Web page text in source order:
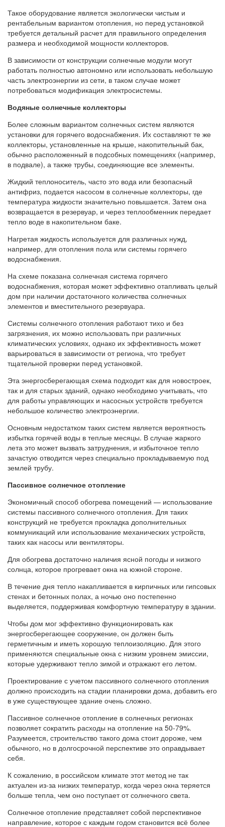
Такое оборудование является экологически чистым и
рентабельным вариантом отопления, но перед установкой
требуется детальный расчет для правильного определения
размера и необходимой мощности коллекторов.
В зависимости от конструкции солнечные модули могут
работать полностью автономно или использовать небольшую
часть электроэнергии из сети, в таком случае может
потребоваться модификация электросистемы.
Водяные солнечные коллекторы
Более сложным вариантом солнечных систем являются
установки для горячего водоснабжения. Их составляют те же
коллекторы, установленные на крыше, накопительный бак,
обычно расположенный в подсобных помещениях (например,
в подвале), а также трубы, соединяющие все элементы.
Жидкий теплоноситель, часто это вода или безопасный
антифриз, подается насосом в солнечные коллекторы, где
температура жидкости значительно повышается. Затем она
возвращается в резервуар, и через теплообменник передает
тепло воде в накопительном баке.
Нагретая жидкость используется для различных нужд,
например, для отопления пола или системы горячего
водоснабжения.
На схеме показана солнечная система горячего
водоснабжения, которая может эффективно отапливать целый
дом при наличии достаточного количества солнечных
элементов и вместительного резервуара.
Системы солнечного отопления работают тихо и без
загрязнения, их можно использовать при различных
климатических условиях, однако их эффективность может
варьироваться в зависимости от региона, что требует
тщательной проверки перед установкой.
Эта энергосберегающая схема подходит как для новостроек,
так и для старых зданий, однако необходимо учитывать, что
для работы управляющих и насосных устройств требуется
небольшое количество электроэнергии.
Основным недостатком таких систем является вероятность
избытка горячей воды в теплые месяцы. В случае жаркого
лета это может вызвать затруднения, и избыточное тепло
зачастую отводится через специально прокладываемую под
землей трубу.
Пассивное солнечное отопление
Экономичный способ обогрева помещений — использование
системы пассивного солнечного отопления. Для таких
конструкций не требуется прокладка дополнительных
коммуникаций или использование механических устройств,
таких как насосы или вентиляторы.
Для обогрева достаточно наличия ясной погоды и низкого
солнца, которое прогревает окна на южной стороне.
В течение дня тепло накапливается в кирпичных или гипсовых
стенах и бетонных полах, а ночью оно постепенно
выделяется, поддерживая комфортную температуру в здании.
Чтобы дом мог эффективно функционировать как
энергосберегающее сооружение, он должен быть
герметичным и иметь хорошую теплоизоляцию. Для этого
применяются специальные окна с низким уровнем эмиссии,
которые удерживают тепло зимой и отражают его летом.
Проектирование с учетом пассивного солнечного отопления
должно происходить на стадии планировки дома, добавить его
в уже существующее здание очень сложно.
Пассивное солнечное отопление в солнечных регионах
позволяет сократить расходы на отопление на 50-79%.
Разумеется, строительство такого дома стоит дороже, чем
обычного, но в долгосрочной перспективе это оправдывает
себя.
К сожалению, в российском климате этот метод не так
актуален из-за низких температур, когда через окна теряется
больше тепла, чем оно поступает от солнечного света.
Солнечное отопление представляет собой перспективное
направление, которое с каждым годом становится всё более